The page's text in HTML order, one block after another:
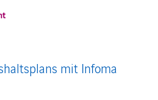
mit Infoma